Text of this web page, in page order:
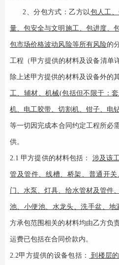
2、分包方式：乙方以包人工
量、包安全与文明施工、包进度、
包市场价格波动风险等所有风险的
工程（甲方提供的材料及设备清单
除上述甲方提供的材料及设备外的
工、辅材、机械(包括但不限于：
机、电工胶带、切割机、钳子、电
等一切因完成本合同约定工程所必
供。
2.1 甲方提供的材料包括： 涉及该
管及管件、线槽、桥架、普通开
门、水泵、灯具、给水管材及管件
池、小便池、水龙头、洗手盆、地
方承包范围相关的材料均由乙方负
运费已包括在合同价款内。
2.2甲方提供的设备包括： 到楼层